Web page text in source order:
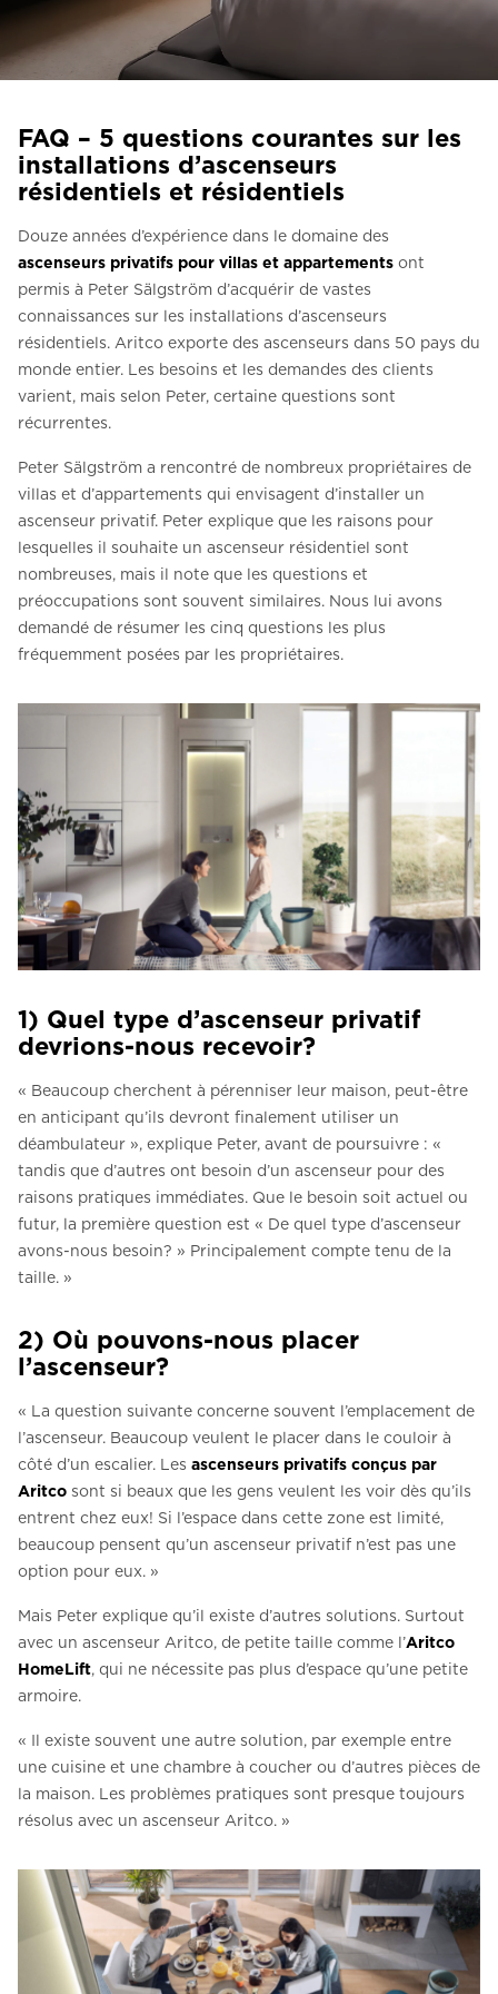
Contactez-nous
Demander un devis
FAQ
Contactez-nous
FAQ – 5 questions courantes sur les
installations d’ascenseurs
résidentiels et résidentiels
Douze années d’expérience dans le domaine des
ascenseurs privatifs pour villas et appartements ont
permis à Peter Sälgström d’acquérir de vastes
connaissances sur les installations d’ascenseurs
résidentiels. Aritco exporte des ascenseurs dans 50 pays du
monde entier. Les besoins et les demandes des clients
varient, mais selon Peter, certaine questions sont
récurrentes.
Peter Sälgström a rencontré de nombreux propriétaires de
villas et d’appartements qui envisagent d’installer un
ascenseur privatif. Peter explique que les raisons pour
lesquelles il souhaite un ascenseur résidentiel sont
nombreuses, mais il note que les questions et
préoccupations sont souvent similaires. Nous lui avons
demandé de résumer les cinq questions les plus
fréquemment posées par les propriétaires.
1) Quel type d’ascenseur privatif
devrions-nous recevoir?
« Beaucoup cherchent à pérenniser leur maison, peut-être
en anticipant qu’ils devront finalement utiliser un
déambulateur », explique Peter, avant de poursuivre : «
tandis que d’autres ont besoin d’un ascenseur pour des
raisons pratiques immédiates. Que le besoin soit actuel ou
futur, la première question est « De quel type d’ascenseur
avons-nous besoin? » Principalement compte tenu de la
taille. »
2) Où pouvons-nous placer
l’ascenseur?
« La question suivante concerne souvent l’emplacement de
l’ascenseur. Beaucoup veulent le placer dans le couloir à
côté d’un escalier. Les ascenseurs privatifs conçus par
Aritco sont si beaux que les gens veulent les voir dès qu’ils
entrent chez eux! Si l’espace dans cette zone est limité,
beaucoup pensent qu’un ascenseur privatif n’est pas une
option pour eux. »
Mais Peter explique qu’il existe d’autres solutions. Surtout
avec un ascenseur Aritco, de petite taille comme l’Aritco
HomeLift, qui ne nécessite pas plus d’espace qu’une petite
armoire.
« Il existe souvent une autre solution, par exemple entre
une cuisine et une chambre à coucher ou d’autres pièces de
la maison. Les problèmes pratiques sont presque toujours
résolus avec un ascenseur Aritco. »